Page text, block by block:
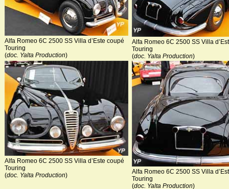
Alfa Romeo 6C 2500 SS Villa d’Este coupé
Touring
(doc. Yalta Production)
Alfa Romeo 6C 2500 SS Villa
Touring
(doc. Yalta Production)
Alfa Romeo 6C 2500 SS Villa d’Este coupé
Touring
(doc. Yalta Production)
Alfa Romeo 6C 2500 SS Villa
Touring
(doc. Yalta Production)